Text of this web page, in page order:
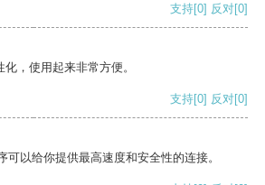
支持[0] 反对[0]
，使用起来非常方便。
支持[0] 反对[0]
可以给你提供最高速度和安全性的连接。